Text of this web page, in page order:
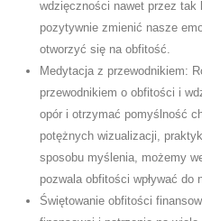
wdzięczności nawet przez
pozytywnie zmienić nasze
otworzyć się na obfitość.
Medytacja z przewodnikiem:
przewodnikiem o obfitości i
opór i otrzymać pomyślność
potężnych wizualizacji,
sposobu myślenia, możemy
pozwala obfitości wpływać do
Świętowanie obfitości